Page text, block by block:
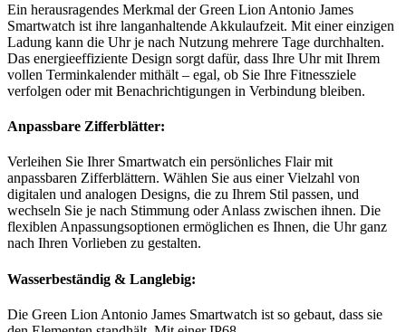
Ein herausragendes Merkmal der Green Lion Antonio James
Smartwatch ist ihre langanhaltende Akkulaufzeit. Mit einer einzigen
Ladung kann die Uhr je nach Nutzung mehrere Tage durchhalten.
Das energieeffiziente Design sorgt dafür, dass Ihre Uhr mit Ihrem
vollen Terminkalender mithält – egal, ob Sie Ihre Fitnessziele
verfolgen oder mit Benachrichtigungen in Verbindung bleiben.
Anpassbare Zifferblätter:
Verleihen Sie Ihrer Smartwatch ein persönliches Flair mit
anpassbaren Zifferblättern. Wählen Sie aus einer Vielzahl von
digitalen und analogen Designs, die zu Ihrem Stil passen, und
wechseln Sie je nach Stimmung oder Anlass zwischen ihnen. Die
flexiblen Anpassungsoptionen ermöglichen es Ihnen, die Uhr ganz
nach Ihren Vorlieben zu gestalten.
Wasserbeständig & Langlebig:
Die Green Lion Antonio James Smartwatch ist so gebaut, dass sie